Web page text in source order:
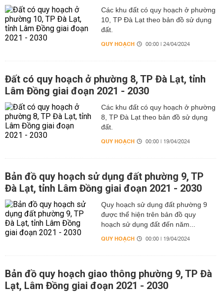
Các khu đất có quy hoạch ở phường
10, TP Đà Lạt theo bản đồ sử dụng
đất.
QUY HOẠCH 00:00 | 24/04/2024
Đất có quy hoạch ở phường 8, TP Đà Lạt, tỉnh
Lâm Đồng giai đoạn 2021 - 2030
Các khu đất có quy hoạch ở phường
8, TP Đà Lạt theo bản đồ sử dụng
đất.
QUY HOẠCH 00:00 | 19/04/2024
Bản đồ quy hoạch sử dụng đất phường 9, TP
Đà Lạt, tỉnh Lâm Đồng giai đoạn 2021 - 2030
Quy hoạch sử dụng đất phường 9
được thể hiện trên bản đồ quy
hoạch sử dụng đất đến năm...
QUY HOẠCH 00:00 | 19/04/2024
Bản đồ quy hoạch giao thông phường 9, TP Đà
Lạt, Lâm Đồng giai đoạn 2021 - 2030